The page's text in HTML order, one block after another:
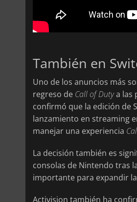
También en
Uno de los anuncios más
regreso de Call of Dutya las
confirmó que la edición de
lanzamiento en streaming
manejar una experiencia
La decisión también es
consolas de Nintendo tras
importante para expandir
Activision también ha